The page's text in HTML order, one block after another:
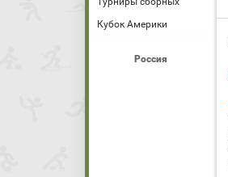
Кубок Америки
Россия